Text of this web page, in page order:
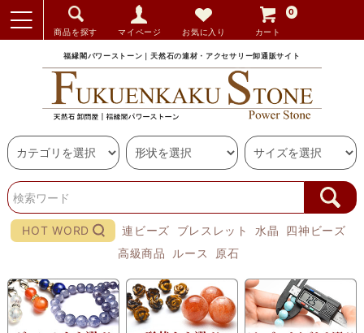
商品を探す マイページ お気に入り カート
0
福縁閣パワーストーン｜天然石の連材・アクセサリー卸通販サイト
HOT WORD 連ビーズ ブレスレット 水晶
四神ビーズ
高級商品
ルース 原石